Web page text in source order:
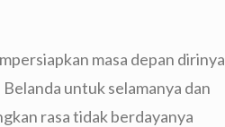
masa depan dirinya
untuk selamanya dan
rasa tidak berdayanya